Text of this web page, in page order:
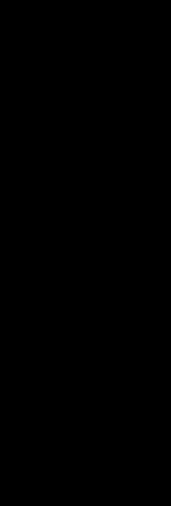
и доставка.
все детали четкие.
приятные цены.